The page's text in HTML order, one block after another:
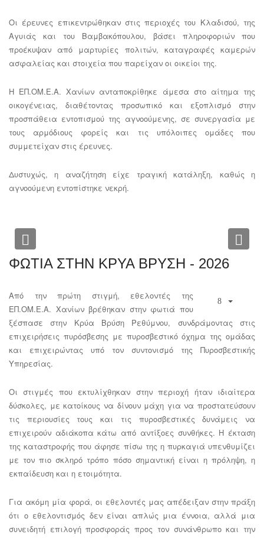
Οι έρευνες επικεντρώθηκαν στις περιοχές του Κλαδισού, της
Αγυιάς και του Βαμβακόπουλου, βάσει πληροφοριών που
προέκυψαν από μαρτυρίες πολιτών, καταγραφές καμερών
ασφαλείας και στοιχεία που παρείχαν οι οικείοι της.
Η ΕΠ.ΟΜ.Ε.Α. Χανίων ανταποκρίθηκε άμεσα στο αίτημα της
οικογένειας, διαθέτοντας προσωπικό και εξοπλισμό στην
προσπάθεια εντοπισμού της αγνοούμενης, σε συνεργασία με
τους αρμόδιους φορείς και τις υπόλοιπες ομάδες που
συμμετείχαν στις έρευνες.
Δυστυχώς, η αναζήτηση είχε τραγική κατάληξη, καθώς η
αγνοούμενη εντοπίστηκε νεκρή.
ΦΩΤΙΑ ΣΤΗΝ ΚΡΥΑ ΒΡΥΣΗ - 2026
Από την πρώτη στιγμή, εθελοντές της
ΕΠ.ΟΜ.Ε.Α. Χανίων βρέθηκαν στην φωτιά που
ξέσπασε στην Κρύα Βρύση Ρεθύμνου, συνδράμοντας στις
επιχειρήσεις πυρόσβεσης με πυροσβεστικό όχημα της ομάδας
και επιχειρώντας υπό τον συντονισμό της Πυροσβεστικής
Υπηρεσίας.
Οι στιγμές που εκτυλίχθηκαν στην περιοχή ήταν ιδιαίτερα
δύσκολες, με κατοίκους να δίνουν μάχη για να προστατεύσουν
τις περιουσίες τους και τις πυροσβεστικές δυνάμεις να
επιχειρούν αδιάκοπα κάτω από αντίξοες συνθήκες. Η έκταση
της καταστροφής που άφησε πίσω της η πυρκαγιά υπενθυμίζει
με τον πιο σκληρό τρόπο πόσο σημαντική είναι η πρόληψη, η
εκπαίδευση και η ετοιμότητα.
Για ακόμη μία φορά, οι εθελοντές μας απέδειξαν στην πράξη
ότι ο εθελοντισμός δεν είναι απλώς μια έννοια, αλλά μια
συνειδητή επιλογή προσφοράς προς τον συνάνθρωπο και την